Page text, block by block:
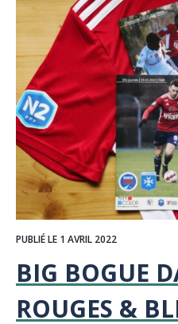
PUBLIÉ LE 1 AVRIL 2022
BIG BOGUE
ROUGES &